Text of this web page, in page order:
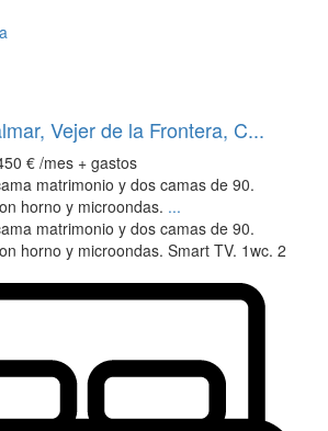
Vejer de la Frontera, C...
€ /mes + gastos
matrimonio y dos camas de 90.
horno y microondas. ...
matrimonio y dos camas de 90.
horno y microondas. Smart TV. 1wc. 2